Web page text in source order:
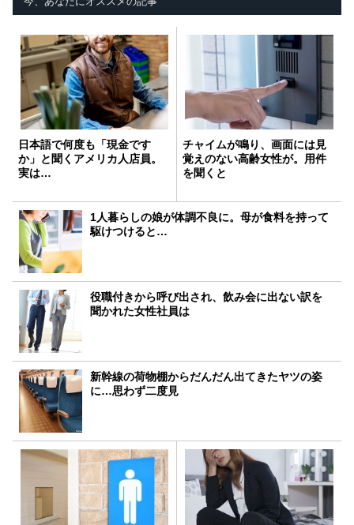
日本語で何度も「現金です
か」と聞くアメリカ人店員。
実は…
チャイムが鳴り、画面には見
覚えのない高齢女性が。用件
を聞くと
1人暮らしの娘が体調不良に。母が食料を持って
駆けつけると…
役職付きから呼び出され、飲み会に出ない訳を
聞かれた女性社員は
新幹線の荷物棚からだんだん出てきたヤツの姿
に…思わず二度見